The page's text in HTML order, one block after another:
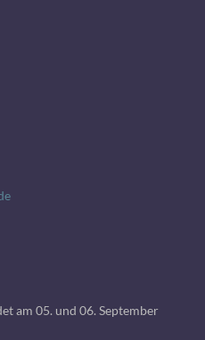
am 05. und 06. September